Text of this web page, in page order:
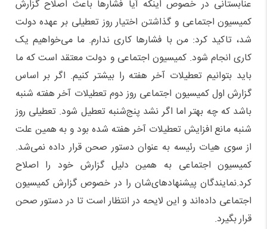
عنابستانی در خصوص اینکه آیا فشارها باعث اصلاح گزارش
کمیسیون اجتماعی و گذاشتن اختیار روز تعطیلی بر عهده دولت
شد، تاکید کرد: من با فشارها کاری ندارم. ما می‌خواهیم یک
کاری انجام شود. کمیسیون اجتماعی و دولت معتقد است که ما
باید بتوانیم تعطیلات آخر هفته را بیشتر کنیم. اگر بر اساس
گزارش اول کمیسیون اجتماعی روز دوم تعطیلات آخر هفته شنبه
باشد که چه بهتر اما اگر نشد پنج‌شنبه تعطیل شود. تعطیلی روز
شنبه مانع افزایش تعطیلات آخر هفته شده بود و به همین علت
از سوی هیات رئیسه به عنوان دستور صحن قرار داده نمی‌شد.
کمیسیون اجتماعی به همین دلیل گزارش خود را اصلاح
کرد.نمایندگان پیشنهادهای‌شان را در خصوص گزارش کمیسیون
اجتماعی داده‌اند و این لایحه در انتظار است تا در دستور صحن
قرار بگیرد.